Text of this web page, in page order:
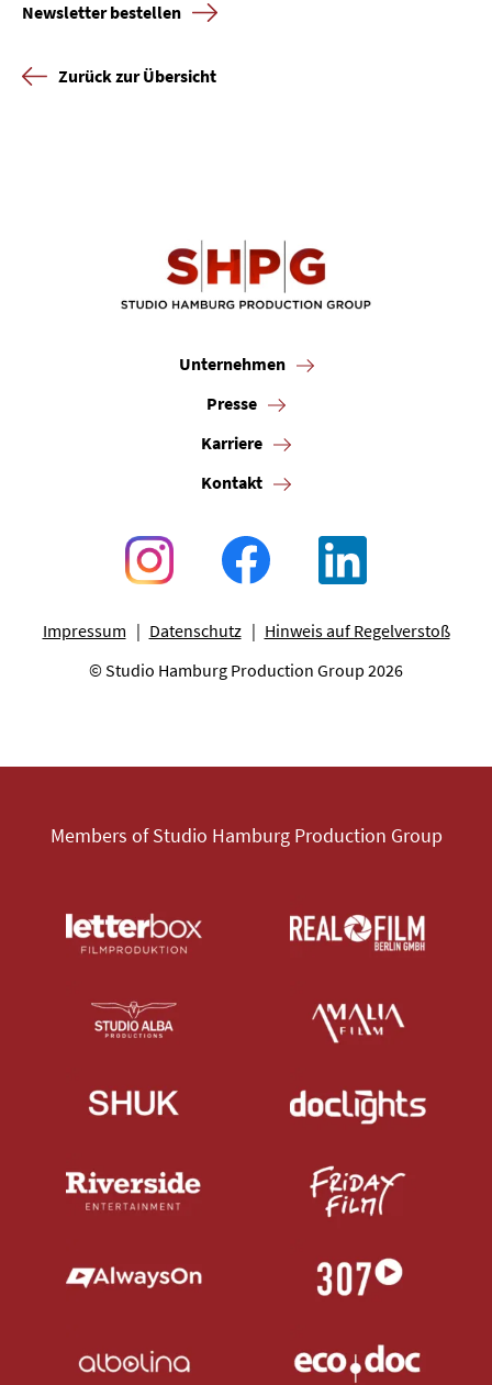
Newsletter bestellen
Zurück zur Übersicht
Unternehmen
Presse
Karriere
Kontakt
Impressum Datenschutz
Hinweis auf Regelverstoß
© Studio Hamburg Production Group 2026
Members of Studio Hamburg Production Group
Kontakt
Newsletter Datenschutz